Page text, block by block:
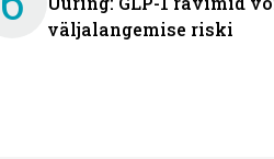
väljalangemise riski